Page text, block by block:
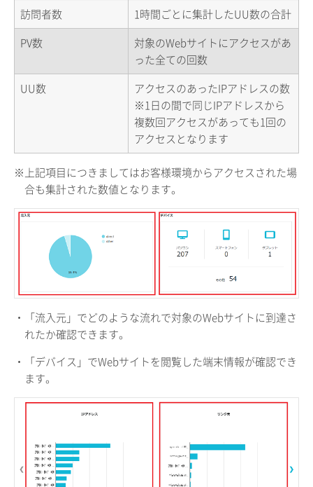
訪問者数
1時間ごとに集計したUU数の合計
PV数
対象のWebサイトにアクセスがあ
った全ての回数
UU数
アクセスのあったIPアドレスの数
※1日の間で同じIPアドレスから
複数回アクセスがあっても1回の
アクセスとなります
※上記項目につきましてはお客様環境からアクセスされた場
合も集計された数値となります。
・「流入元」でどのような流れで対象のWebサイトに到達さ
れたか確認できます。
・「デバイス」でWebサイトを閲覧した端末情報が確認でき
ます。